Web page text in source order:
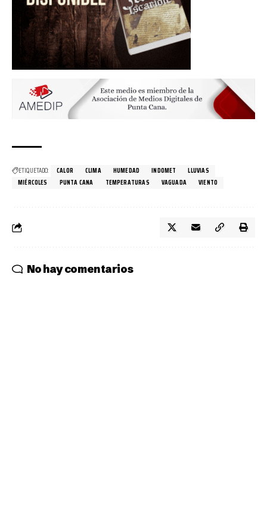
ETIQUETADO: CALOR CLIMA HUMEDAD INDOMET
LLUVIAS
MIÉRCOLES
PUNTA CANA TEMPERATURAS VAGUADA VIENTO
No hay comentarios